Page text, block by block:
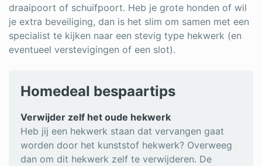
draaipoort of schuifpoort. Heb je grote honden of wil
je extra beveiliging, dan is het slim om samen met een
specialist te kijken naar een stevig type hekwerk (en
eventueel verstevigingen of een slot).
Homedeal bespaartips
Verwijder zelf het oude hekwerk
Heb jij een hekwerk staan dat vervangen gaat
worden door het kunststof hekwerk? Overweeg
dan om dit hekwerk zelf te verwijderen. De